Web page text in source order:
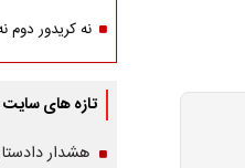
نه کریدور دوم
تازه های سایت
هشدار